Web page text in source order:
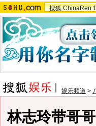
搜狐 ChinaRen
娱乐频道 >
林志玲带哥